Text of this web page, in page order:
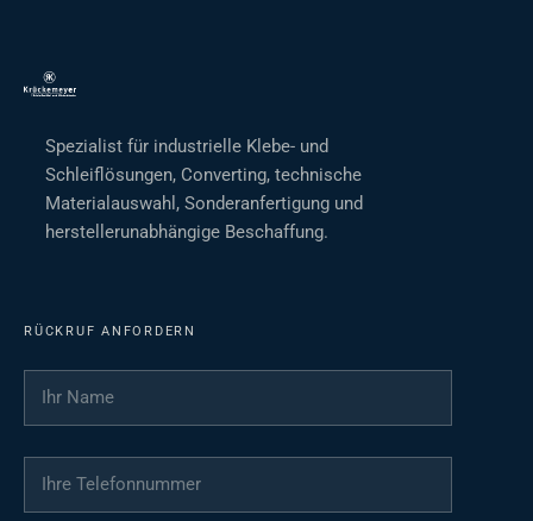
Spezialist für industrielle Klebe- und
Schleiflösungen, Converting, technische
Materialauswahl, Sonderanfertigung und
herstellerunabhängige Beschaffung.
RÜCKRUF ANFORDERN
Ihr Name
Ihre Telefonnummer